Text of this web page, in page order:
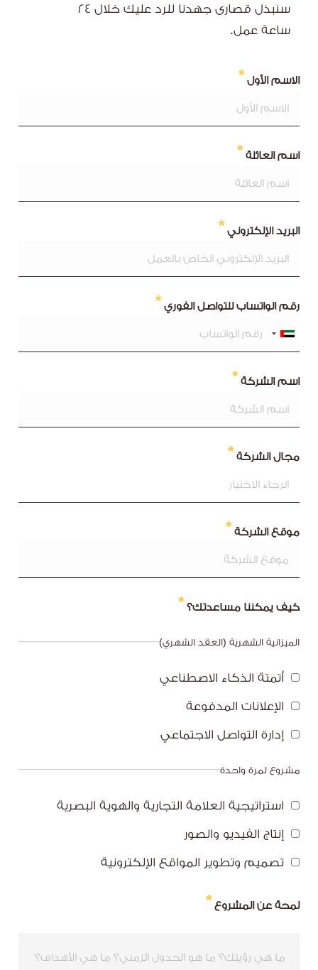
سنبذل قصارى جهدنا للرد عليك خلال ٢٤
ساعة عمل.
الاسم الأول
اسم العائلة
البريد الإلكتروني
رقم الواتساب للتواصل الفوري
اسم الشركة
مجال الشركة
موقع الشركة
كيف يمكننا مساعدتك؟
الميزانية الشهرية (العقد الشهري)
أتمتة الذكاء الاصطناعي
الإعلانات المدفوعة
إدارة التواصل الاجتماعي
مشروع لمرة واحدة
استراتيجية العلامة التجارية والهوية البصرية
إنتاج الفيديو والصور
تصميم وتطوير المواقع الإلكترونية
لمحة عن المشروع